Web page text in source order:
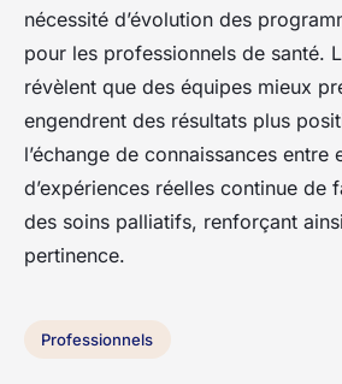
nécessité d’évolution des
pour les professionnels de santé.
révèlent que des équipes mieux
engendrent des résultats plus
l’échange de connaissances
d’expériences réelles continue de
des soins palliatifs, renforçant
pertinence.
Professionnels